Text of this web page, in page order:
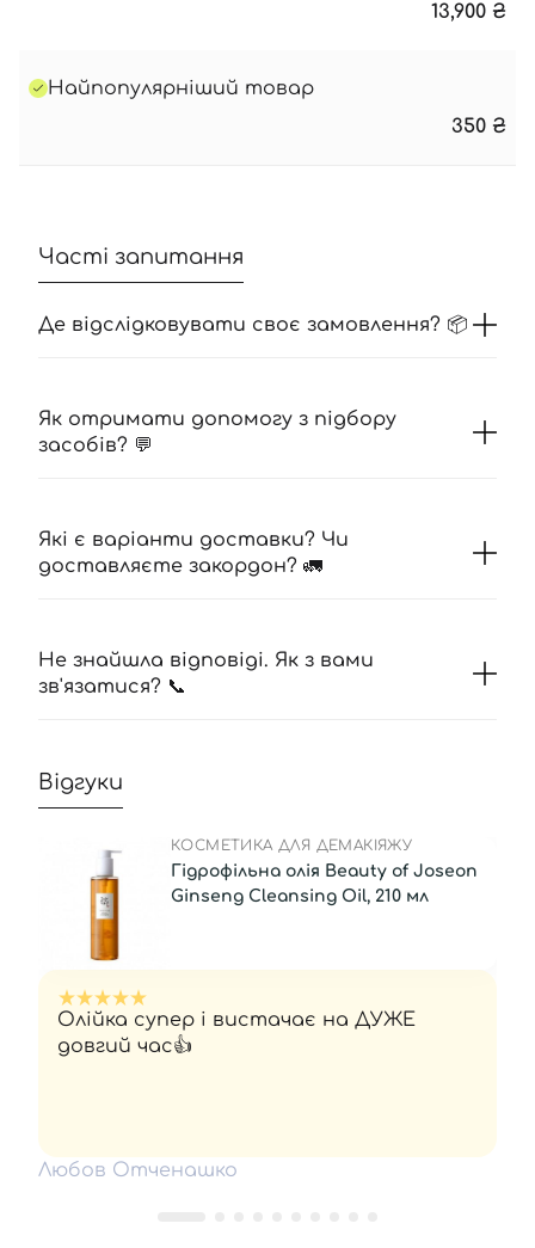
13,900 ₴
Найпопулярніший товар
350 ₴
Часті запитання
Де відслідковувати своє замовлення? 📦
Як отримати допомогу з підбору
засобів? 💬
Які є варіанти доставки? Чи
доставляєте закордон? 🚛
Не знайшла відповіді. Як з вами
зв'язатися? 📞
Відгуки
КОСМЕТИКА ДЛЯ ДЕМАКІЯЖУ
Гідрофільна олія Beauty of Joseon
Ginseng Cleansing Oil, 210 мл
Олійка супер і вистачає на ДУЖЕ
довгий час👍
Любов Отченашко